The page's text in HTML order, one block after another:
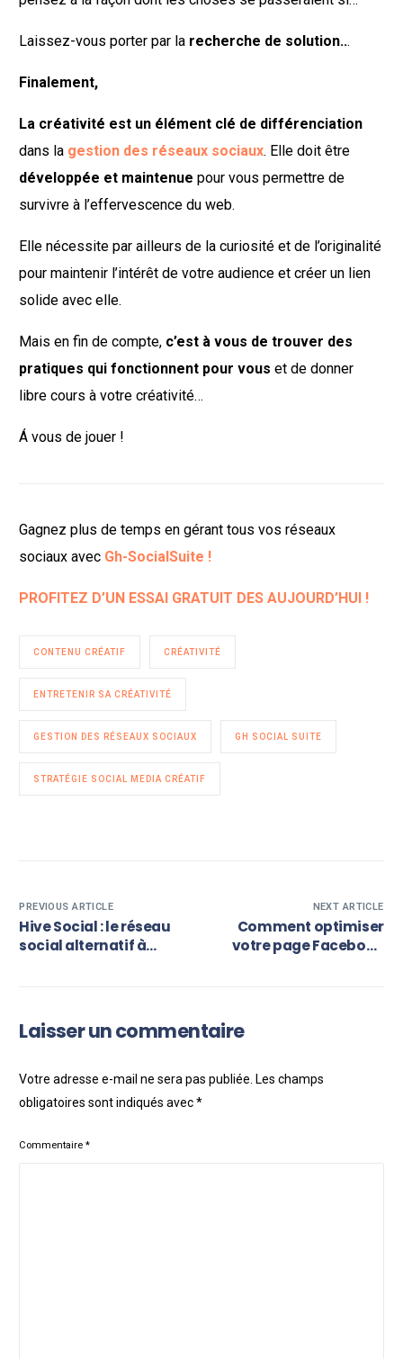
Laissez-vous porter par la recherche de solution...
Finalement,
La créativité est un élément clé de différenciation
dans la gestion des réseaux sociaux. Elle doit être
développée et maintenue pour vous permettre de
survivre à l’effervescence du web.
Elle nécessite par ailleurs de la curiosité et de l’originalité
pour maintenir l’intérêt de votre audience et créer un lien
solide avec elle.
Mais en fin de compte, c’est à vous de trouver des
pratiques qui fonctionnent pour vous et de donner
libre cours à votre créativité…
Á vous de jouer !
Gagnez plus de temps en gérant tous vos réseaux
sociaux avec Gh-SocialSuite !
PROFITEZ D’UN ESSAI GRATUIT DES AUJOURD’HUI !
CONTENU CRÉATIF CRÉATIVITÉ
ENTRETENIR SA CRÉATIVITÉ
GESTION DES RÉSEAUX SOCIAUX GH SOCIAL SUITE
STRATÉGIE SOCIAL MEDIA CRÉATIF
PREVIOUS ARTICLE
Hive Social : le réseau
social alternatif à
NEXT ARTICLE
Comment optimiser
votre page Facebook
Laisser un commentaire
Votre adresse e-mail ne sera pas publiée. Les champs
obligatoires sont indiqués avec*
Commentaire*